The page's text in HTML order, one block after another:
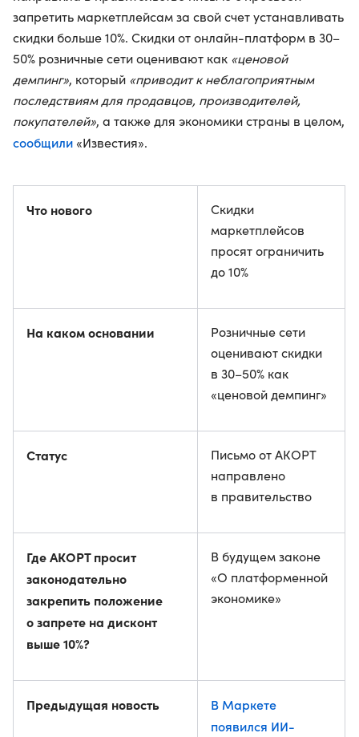
запретить маркетплейсам за свой счет устанавливать
скидки больше 10%. Скидки от онлайн-платформ в 30–
50% розничные сети оценивают как «ценовой
демпинг», который «приводит к неблагоприятным
последствиям для продавцов, производителей,
покупателей», а также для экономики страны в целом,
сообщили «Известия».
Что нового
Скидки
маркетплейсов
просят ограничить
до 10%
На каком основании
Розничные сети
оценивают скидки
в 30–50% как
«ценовой демпинг»
Статус
Письмо от АКОРТ
направлено
в правительство
Где АКОРТ просит
законодательно
закрепить положение
о запрете на дисконт
выше 10%?
В будущем законе
«О платформенной
экономике»
Предыдущая новость
В Маркете
появился ИИ-